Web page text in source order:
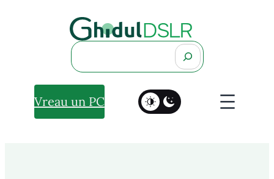
Search
Vreau un PC